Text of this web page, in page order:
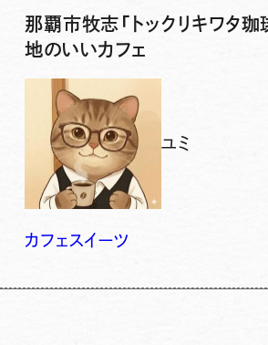
那覇市牧志「トックリキワタ
地のいいカフェ
ユミ
カフェ スイーツ